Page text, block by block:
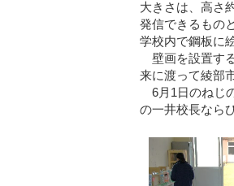
大きさは、高さ
発信できるもの
学校内で鋼板に
壁画を設置す
来に渡って綾部
6月1日のねじ
の一井校長なら